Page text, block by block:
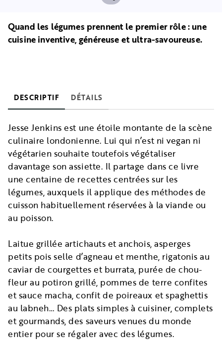
Quand les légumes prennent le premier rôle : une
cuisine inventive, généreuse et ultra-savoureuse.
DESCRIPTIF DÉTAILS
Jesse Jenkins est une étoile montante de la scène
culinaire londonienne. Lui qui n’est ni vegan ni
végétarien souhaite toutefois végétaliser
davantage son assiette. Il partage dans ce livre
une centaine de recettes centrées sur les
légumes, auxquels il applique des méthodes de
cuisson habituellement réservées à la viande ou
au poisson.
Laitue grillée artichauts et anchois, asperges
petits pois selle d’agneau et menthe, rigatonis au
caviar de courgettes et burrata, purée de chou-
fleur au potiron grillé, pommes de terre confites
et sauce macha, confit de poireaux et spaghettis
au labneh… Des plats simples à cuisiner, complets
et gourmands, des saveurs venues du monde
entier pour se régaler avec des légumes.